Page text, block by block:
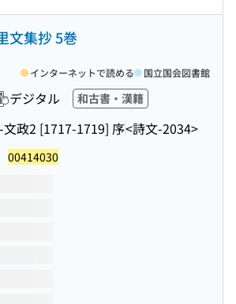
文集抄 5巻
デジタル 和古書・漢籍
政2 [1717-1719] 序<詩文-2034>
インターネットで読める 国立国会図書館
00414030